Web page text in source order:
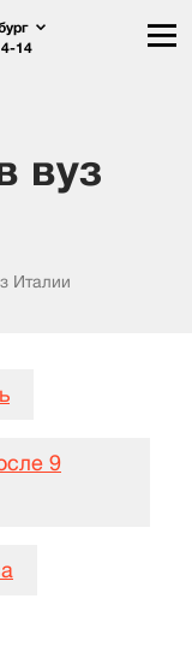
14
вуз
Италии
9